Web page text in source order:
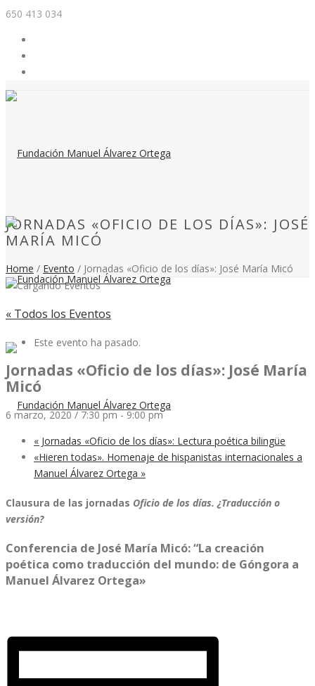
650 413 034
JORNADAS «OFICIO DE LOS DÍAS»: JOSÉ
MARÍA MICÓ
Home / Evento / Jornadas «Oficio de los días»: José María Micó
« Todos los Eventos
Este evento ha pasado.
Jornadas «Oficio de los días»: José María
Micó
6 marzo, 2020 / 7:30 pm - 9:00 pm
« Jornadas «Oficio de los días»: Lectura poética bilingüe
«Hieren todas». Homenaje de hispanistas internacionales a
Manuel Álvarez Ortega »
Clausura de las jornadas Oficio de los días. ¿Traducción o
versión?
Conferencia de José María Micó: “La creación
poética como traducción del mundo: de Góngora a
Manuel Álvarez Ortega»